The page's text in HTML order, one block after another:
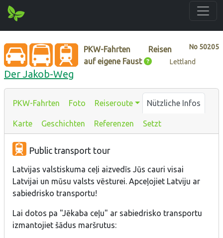
No 50205
PKW-Fahrten
Reisen
auf eigene Faust
Lettland
Der Jakob-Weg
PKW-Fahrten Foto Reiseroute Nützliche Infos
Karte Geschichten Referenzen Setzt
Public transport tour
Latvijas valstiskuma ceļi aizvedīs Jūs cauri visai
Latvijai un mūsu valsts vēsturei. Apceļojiet Latviju ar
sabiedrisko transportu!
Lai dotos pa "Jēkaba ceļu" ar sabiedrisko transportu
izmantojiet šādus maršrutus: